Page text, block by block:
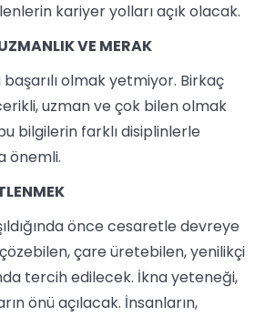
kariyer yolları açık olacak.
VE MERAK
olmak yetmiyor. Birkaç
uzman ve çok bilen olmak
bilgilerin farklı disiplinlerle
önemli.
önce cesaretle devreye
çözebilen, çare üretebilen, yenilikçi
tercih edilecek. İkna yeteneği,
önü açılacak. İnsanların,